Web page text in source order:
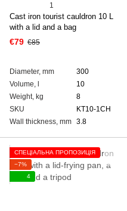
1
Cast iron tourist cauldron 10 L
with a lid and a bag
€79 €85
Diameter, mm
300
Volume, l
10
Weight, kg
8
SKU
KT10-1CH
Wall thickness, mm 3.8
СПЕЦІАЛЬНА ПРОПОЗИЦІЯ
−7%
4